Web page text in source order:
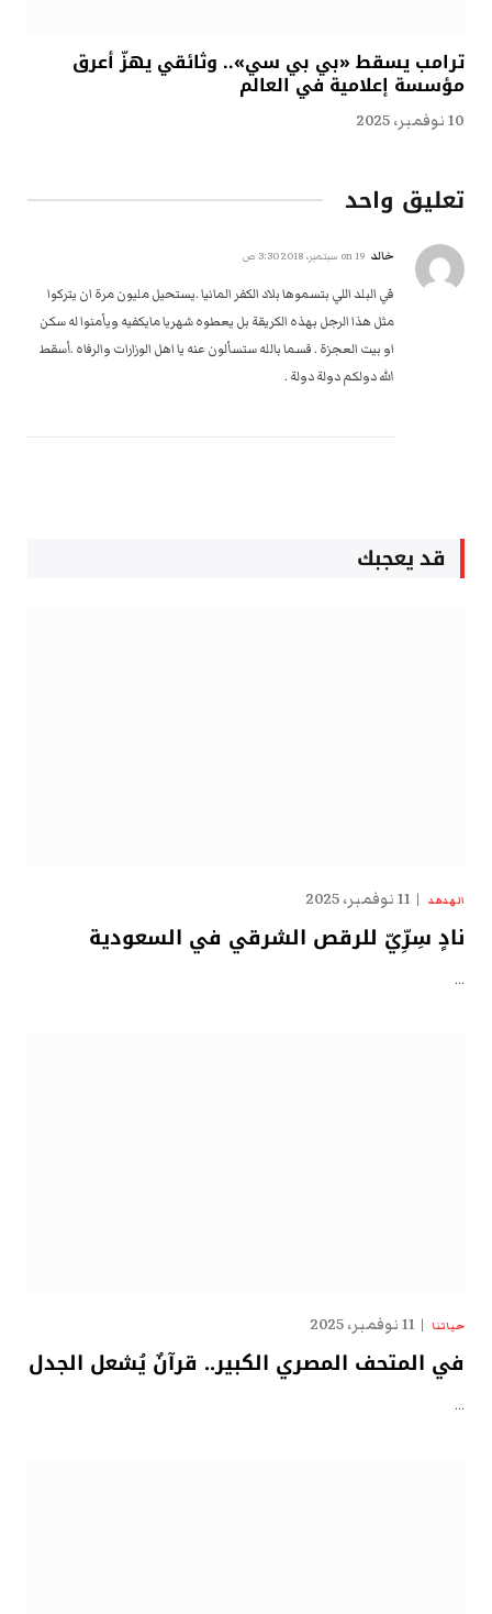
ترامب يسقط «بي بي سي».. وثائقي يهزّ أعرق
مؤسسة إعلامية في العالم
10 نوفمبر، 2025
تعليق واحد
خالد 19 سبتمبر، 2018 3:30 ص
في البلد اللي بتسموها بلاد الكفر المانيا .يستحيل مليون مرة ان يتركوا
مثل هذا الرجل بهذه الكريقة بل يعطوه شهريا مايكفيه ويأمنوا له سكن
او بيت العجزة . قسما بالله ستسألون عنه يا اهل الوزارات والرفاه .أسقط
الله دولكم دولة دولة .
قد يعجبك
الهدهد 11 نوفمبر، 2025
نادٍ سِرِّيّ للرقص الشرقي في السعودية
…
حياتنا 11 نوفمبر، 2025
في المتحف المصري الكبير.. قرآنٌ يُشعل الجدل
…